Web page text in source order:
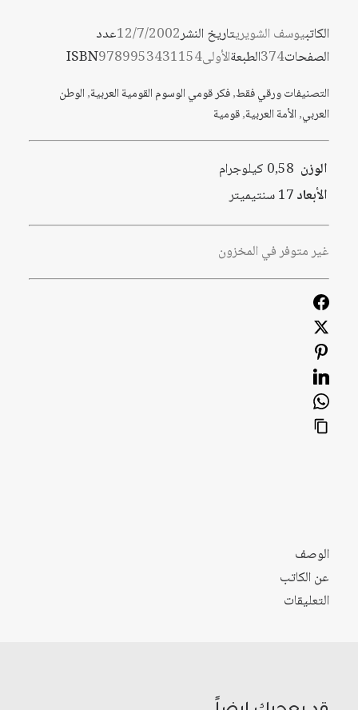
الكاتبيوسف الشويريتاريخ النشر12/7/2002عدد
الصفحات374الطبعةالأولى ISBN9789953431154
التصنيفاتورقي فقط,فكر قوميالوسومالقومية العربية,الوطن
العربي,الأمة العربية,قومية
الوزن 0,58 كيلوجرام
الأبعاد17 سنتيميتر
غير متوفر في المخزون
الوصف
عن الكاتب
التعليقات